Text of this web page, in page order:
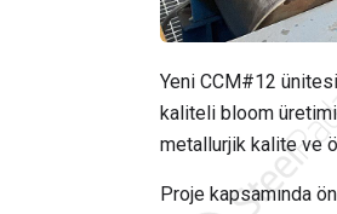
Yeni CCM#12
kaliteli bloom
metallurjik kalite ve
Proje kapsamında